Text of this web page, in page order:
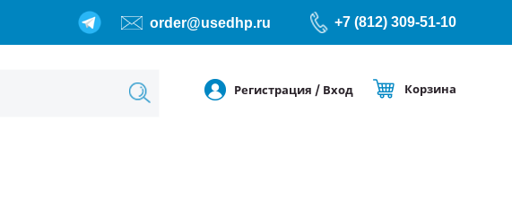
order@usedhp.ru +7 (812) 309-51-10
Регистрация / Вход Корзина